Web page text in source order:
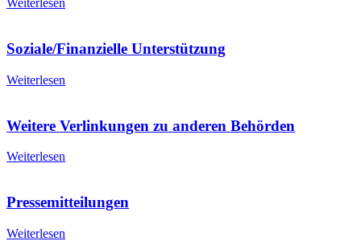
Weiterlesen
Soziale/Finanzielle Unterstützung
Weiterlesen
Weitere Verlinkungen zu anderen Behörden
Weiterlesen
Pressemitteilungen
Weiterlesen